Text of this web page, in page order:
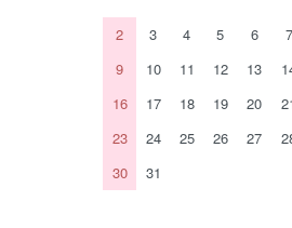
2
3 4 5 6 7
9
10 11 12 13
16
17 18 19 20
23
24 25 26 27
30
31